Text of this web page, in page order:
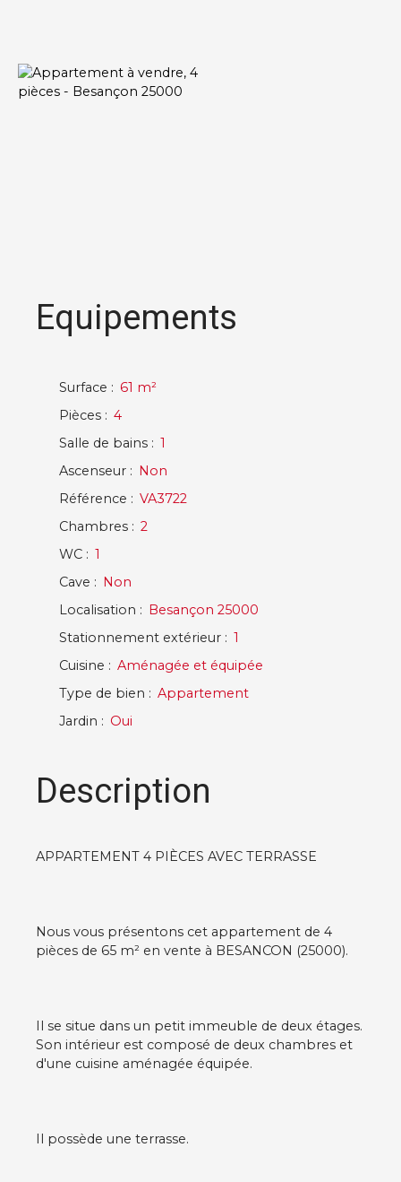
Equipements
Surface : 61 m²
Pièces : 4
Salle de bains : 1
Ascenseur :
Non
Référence : VA3722
Chambres : 2
WC : 1
Cave :
Non
Localisation :
Besançon 25000
Stationnement extérieur : 1
Cuisine : Aménagée et équipée
Type de bien : Appartement
Jardin : Oui
Description
APPARTEMENT 4 PIÈCES AVEC TERRASSE
Nous vous présentons cet appartement de 4
pièces de 65 m² en vente à BESANCON (25000).
Il se situe dans un petit immeuble de deux étages.
Son intérieur est composé de deux chambres et
d'une cuisine aménagée équipée.
Il possède une terrasse.